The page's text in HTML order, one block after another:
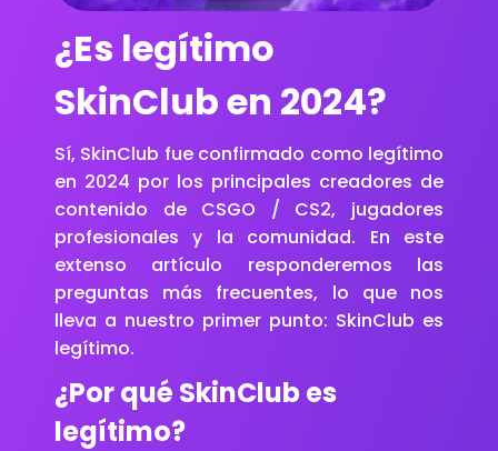
¿Es legítimo
SkinClub en 2024?
Sí, SkinClub fue confirmado como legítimo
en 2024 por los principales creadores de
contenido de CSGO / CS2, jugadores
profesionales y la comunidad. En este
extenso artículo responderemos las
preguntas más frecuentes, lo que nos
lleva a nuestro primer punto: SkinClub es
legítimo.
¿Por qué SkinClub es
legítimo?